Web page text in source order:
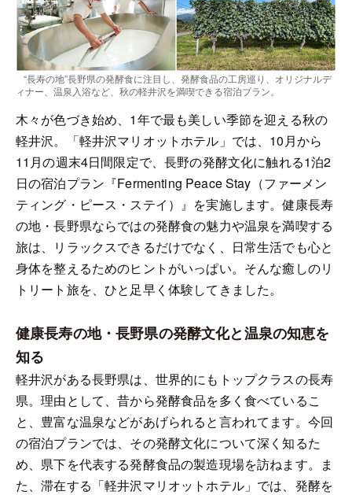
“長寿の地”長野県の発酵食に注目し、発酵食品の工房巡り、オリジナルデ
ィナー、温泉入浴など、秋の軽井沢を満喫できる宿泊ブラン。
木々が色づき始め、1年で最も美しい季節を迎える秋の
軽井沢。「軽井沢マリオットホテル」では、10月から
11月の週末4日間限定で、長野の発酵文化に触れる1泊2
日の宿泊プラン『Fermenting Peace Stay（ファーメン
ティング・ピース・ステイ）』を実施します。健康長寿
の地・長野県ならではの発酵食の魅力や温泉を満喫する
旅は、リラックスできるだけでなく、日常生活でも心と
身体を整えるためのヒントがいっぱい。そんな癒しのリ
トリート旅を、ひと足早く体験してきました。
健康長寿の地・長野県の発酵文化と温泉の知恵を
知る
軽井沢がある長野県は、世界的にもトップクラスの長寿
県。理由として、昔から発酵食品を多く食べているこ
と、豊富な温泉などがあげられると言われてます。今回
の宿泊プランでは、その発酵文化について深く知るた
め、県下を代表する発酵食品の製造現場を訪ねます。ま
た、滞在する「軽井沢マリオットホテル」では、発酵を